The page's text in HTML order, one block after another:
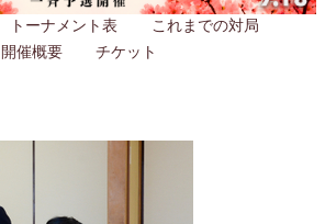
トーナメント表
これまでの対局
開催概要
チケット